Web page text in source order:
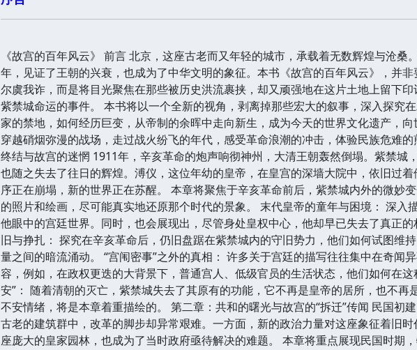
《故宫的百年风云》 前言 北京，这座古老而又年轻的城市，承载着无数辉煌与沧
年，见证了王朝的兴衰，也成为了中华文明的象征。本书《故宫的百年风云》，并
尔虞我诈，而是将目光聚焦在那些被历史洪流裹挟，却又顽强地在这片土地上留下
紫禁城命运的事件。 本书将以一个全新的视角，剥离掉那些宏大的叙事，深入探究
家的禁地，如何经历巨变，从帝制的余晖中走向新生，成为今天的世界文化遗产，
穿越硝烟弥漫的战场，走过战火纷飞的年代，感受革命浪潮的冲击，体验民族危难
终结与故宫的迷惘 1911年，辛亥革命的炮声响彻神州，大清王朝轰然倒塌。紫禁城
也随之失去了往日的辉煌。溥仪，这位年幼的皇帝，在皇宫的深墙大院中，依旧过
序正在崩塌，新的世界正在苏醒。 本章将聚焦于辛亥革命前后，紫禁城内外的微妙
的照片和绘画，尽可能真实地还原那个时代的景象。 末代皇帝的童年与困境： 深入
他眼中的宫廷世界。同时，也会展现出，尽管身处皇权中心，他却早已失去了真正
旧与挣扎： 探究在辛亥革命后，仍旧盘踞在紫禁城内的守旧势力，他们如何试图维
量之间的暗流涌动。 “宫闱密事”之外的真相： 许多关于宫廷的描写往往集中在奇闻
容，例如，在政权更迭的大背景下，普通宫人、低级官员的生活状态，他们如何在
安”： 随着清朝的灭亡，紫禁城失去了其原有的功能，它不再是皇帝的居所，也不再
不安情绪，将是本章着重描绘的。 第二章：共和的曙光与故宫的“拆迁”传闻 民国初
古老的建筑群中，改革的脚步却异常艰难。一方面，新的政治力量对这座象征着旧
座庞大的皇家园林，也成为了当时政府亟待解决的难题。 本章将重点展现民国时期